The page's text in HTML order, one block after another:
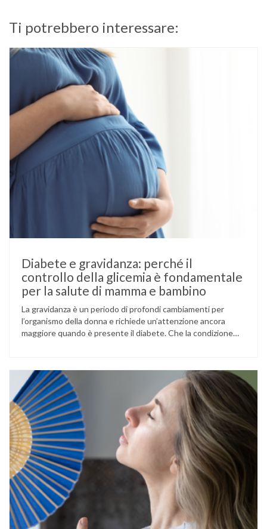
Ti potrebbero interessare:
Diabete e gravidanza: perché il
controllo della glicemia è fondamentale
per la salute di mamma e bambino
La gravidanza è un periodo di profondi cambiamenti per
l’organismo della donna e richiede un’attenzione ancora
maggiore quando è presente il diabete. Che la condizione
volta durante la gestazione (diabete gestazionale),
mantenere …